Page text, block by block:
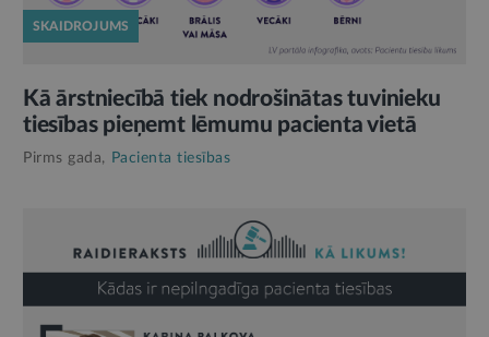
SKAIDROJUMS
Kā ārstniecībā tiek nodrošinātas tuvinieku
tiesības pieņemt lēmumu pacienta vietā
Pirms gada, Pacienta tiesības